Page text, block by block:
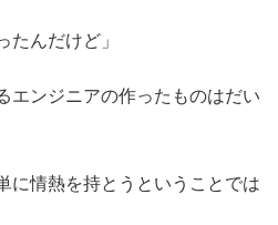
たんだけど」
エンジニアの作ったものはだい
に情熱を持とうということでは